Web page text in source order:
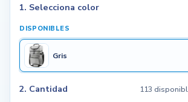
1. Selecciona color
DISPONIBLES
Gris
2. Cantidad 113